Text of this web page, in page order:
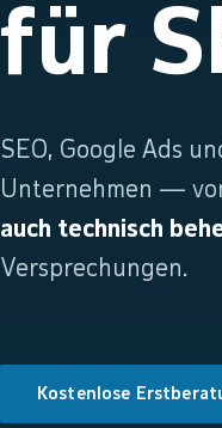
für
SEO, Google Ads
Unternehmen —
auch technisch
Versprechungen.
Kostenlose